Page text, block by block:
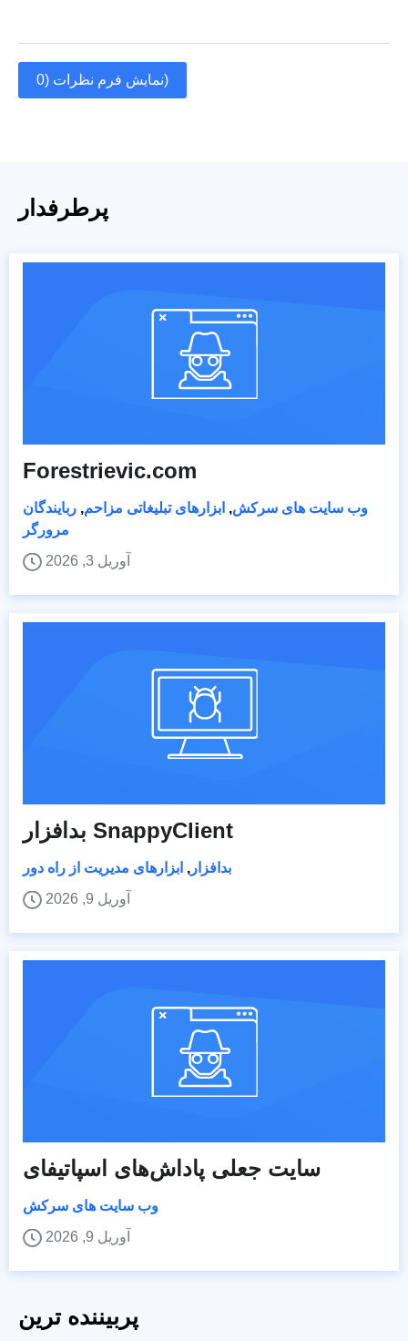
نمایش فرم نظرات (0)
پرطرفدار
Forestrievic.com
وب سایت های سرکش, ابزارهای تبلیغاتی مزاحم, ربایندگان
مرورگر
آوریل 3, 2026
بدافزار SnappyClient
بدافزار , ابزارهای مدیریت از راه دور
آوریل 9, 2026
سایت جعلی پاداش‌های اسپاتیفای
وب سایت های سرکش
آوریل 9, 2026
پربیننده ترین